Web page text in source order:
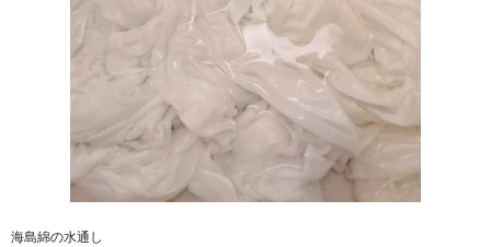
海島綿の水通し